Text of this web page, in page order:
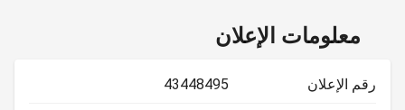
معلومات الإعلان
رقم الإعلان 43448495